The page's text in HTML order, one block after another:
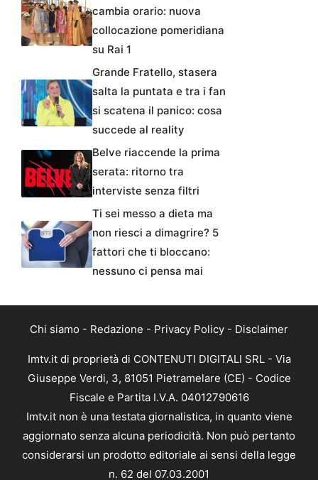
cambia orario: nuova
collocazione pomeridiana
su Rai 1
Grande Fratello, stasera
salta la puntata e tra i fan
si scatena il panico: cosa
succede al reality
Belve riaccende la prima
serata: ritorno tra
interviste senza filtri
Ti sei messo a dieta ma
non riesci a dimagrire? 5
fattori che ti bloccano:
nessuno ci pensa mai
Chi siamo - Redazione - Privacy Policy - Disclaimer
Imtv.it di proprietà di CONTENUTI DIGITALI SRL - Via
Giuseppe Verdi, 3, 81051 Pietramelare (CE) - Codice
Fiscale e Partita I.V.A. 04012790616
Imtv.it non è una testata giornalistica, in quanto viene
aggiornato senza alcuna periodicità. Non può pertanto
considerarsi un prodotto editoriale ai sensi della legge
n. 62 del 07.03.2001